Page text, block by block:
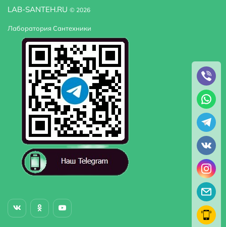
LAB-SANTEH.RU © 2026
Лаборатория Сантехники